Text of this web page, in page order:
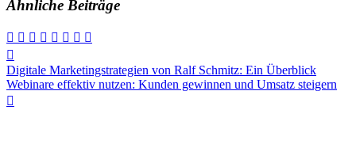
Ähnliche Beiträge
Beitragsnavigation
Digitale Marketingstrategien von Ralf Schmitz: Ein Überblick
Webinare effektiv nutzen: Kunden gewinnen und Umsatz steigern